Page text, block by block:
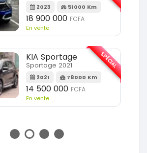
2023 51000 Km
18 900 000 FCFA
En vente
KIA Sportage
Sportage 2021
2021 78000 Km
14 500 000 FCFA
En vente
SPÉCIAL